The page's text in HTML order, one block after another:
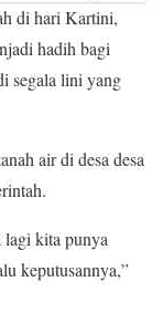
di hari Kartini,
hadih bagi
segala lini yang
air di desa desa
lagi kita punya
keputusannya,”